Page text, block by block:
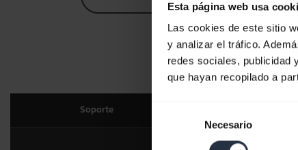
Esta página web usa
Las cookies de este sitio
y analizar el tráfico.
redes sociales, publicidad
que hayan recopilado a
consentimiento
Necesario
Soporte